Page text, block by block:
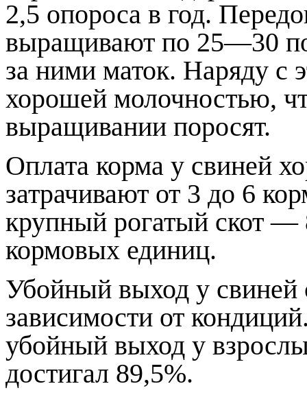
2,5 опороса в год.
выращивают по 25—30
за ними маток. Наряду с
хорошей молочностью,
выращивании поросят.
Оплата корма у свиней
затрачивают от 3 до 6
крупный рогатый скот
кормовых единиц.
Убойный выход у свиней
зависимости от
убойный выход у
достигал 89,5%.